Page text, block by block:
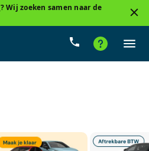
? Wij zoeken samen naar de
Cardoenprijs Type